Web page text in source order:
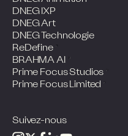
DNEG IXP
DNEG Art
DNEG Technologie
ReDefine
BRAHMA AI
Prime Focus Studios
Prime Focus Limited
Suivez-nous